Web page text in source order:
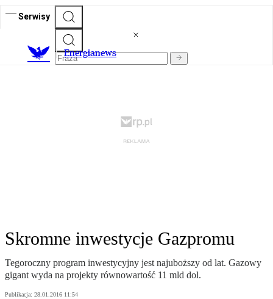
Serwisy
Energianews
Skromne inwestycje Gazpromu
Tegoroczny program inwestycyjny jest najuboższy od lat. Gazowy
gigant wyda na projekty równowartość 11 mld dol.
Publikacja: 28.01.2016 11:54